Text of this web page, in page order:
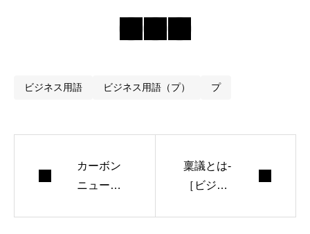
ビジネス用語 ビジネス用語（プ） プ
カーボン
ニュート
稟議とは-
［ビジネ